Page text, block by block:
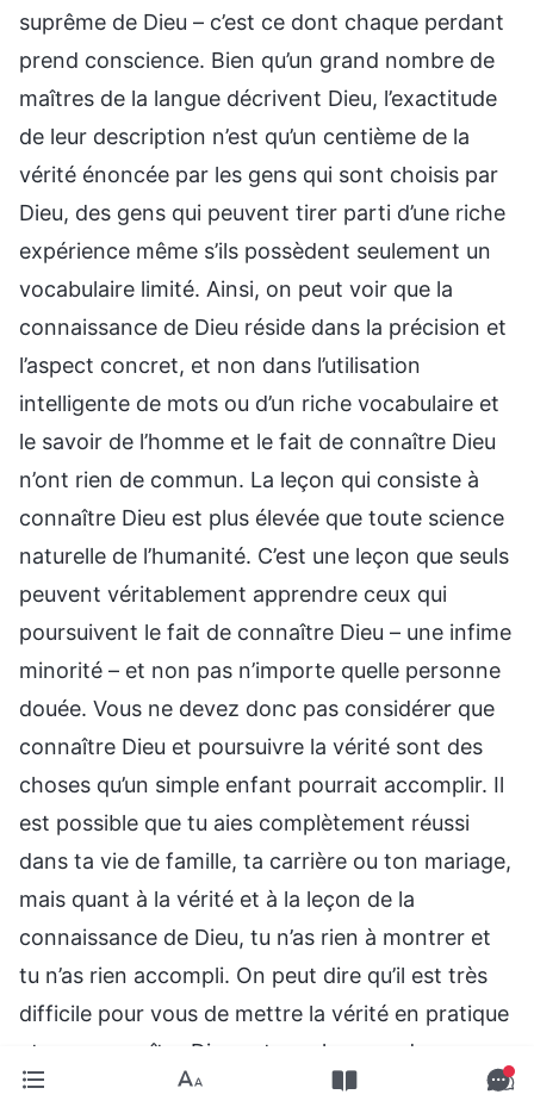
suprême de Dieu – c’est ce dont chaque perdant
prend conscience. Bien qu’un grand nombre de
maîtres de la langue décrivent Dieu, l’exactitude
de leur description n’est qu’un centième de la
vérité énoncée par les gens qui sont choisis par
Dieu, des gens qui peuvent tirer parti d’une riche
expérience même s’ils possèdent seulement un
vocabulaire limité. Ainsi, on peut voir que la
connaissance de Dieu réside dans la précision et
l’aspect concret, et non dans l’utilisation
intelligente de mots ou d’un riche vocabulaire et
le savoir de l’homme et le fait de connaître Dieu
n’ont rien de commun. La leçon qui consiste à
connaître Dieu est plus élevée que toute science
naturelle de l’humanité. C’est une leçon que seuls
peuvent véritablement apprendre ceux qui
poursuivent le fait de connaître Dieu – une infime
minorité – et non pas n’importe quelle personne
douée. Vous ne devez donc pas considérer que
connaître Dieu et poursuivre la vérité sont des
choses qu’un simple enfant pourrait accomplir. Il
est possible que tu aies complètement réussi
dans ta vie de famille, ta carrière ou ton mariage,
mais quant à la vérité et à la leçon de la
connaissance de Dieu, tu n’as rien à montrer et
tu n’as rien accompli. On peut dire qu’il est très
difficile pour vous de mettre la vérité en pratique
et que connaître Dieu est un plus grand
problème encore. C’est votre difficulté et